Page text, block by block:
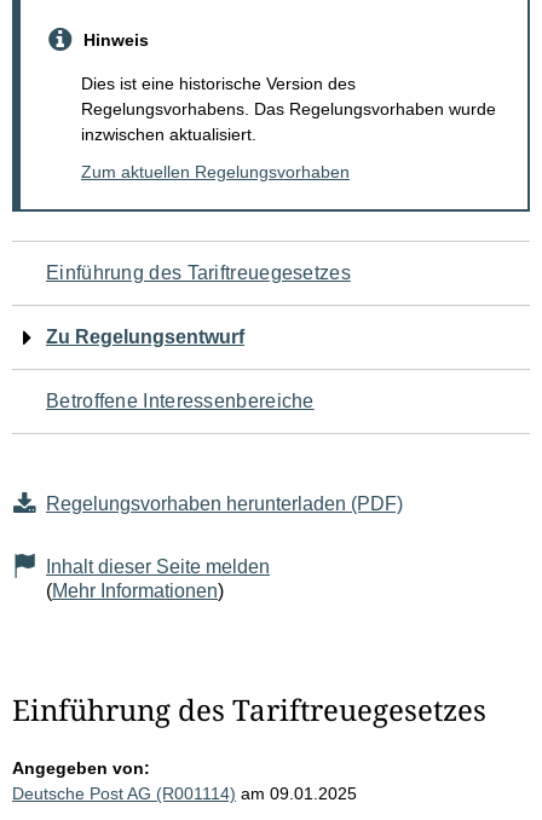
Hinweis
Dies ist eine historische Version des
Regelungsvorhabens. Das Regelungsvorhaben wurde
inzwischen aktualisiert.
Zum aktuellen Regelungsvorhaben
Navigation
für
den
Seiteninhalt
Einführung des Tariftreuegesetzes
Zu Regelungsentwurf
Betroffene Interessenbereiche
Regelungsvorhaben herunterladen (PDF)
Inhalt dieser Seite melden
(Mehr Informationen)
Einführung des Tariftreuegesetzes
Angegeben von:
Deutsche Post AG (R001114) am 09.01.2025